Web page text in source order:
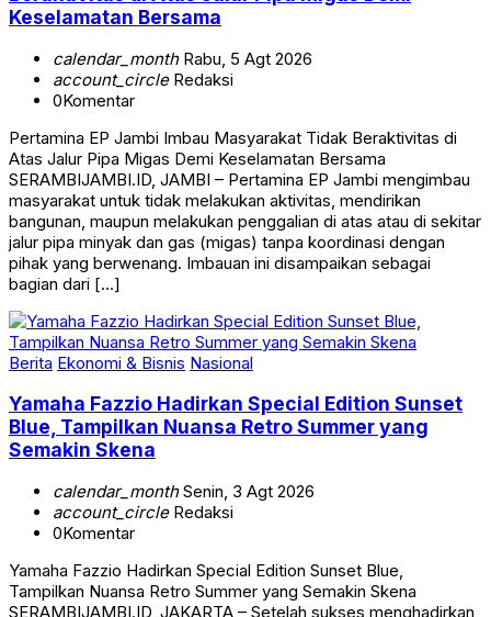
Keselamatan Bersama
calendar_monthRabu, 5 Agt 2026
account_circleRedaksi
0Komentar
Pertamina EP Jambi Imbau Masyarakat Tidak Beraktivitas di
Atas Jalur Pipa Migas Demi Keselamatan Bersama
SERAMBIJAMBI.ID, JAMBI – Pertamina EP Jambi mengimbau
masyarakat untuk tidak melakukan aktivitas, mendirikan
bangunan, maupun melakukan penggalian di atas atau di sekitar
jalur pipa minyak dan gas (migas) tanpa koordinasi dengan
pihak yang berwenang. Imbauan ini disampaikan sebagai
bagian dari […]
Berita Ekonomi & Bisnis Nasional
Yamaha Fazzio Hadirkan Special Edition Sunset
Blue, Tampilkan Nuansa Retro Summer yang
Semakin Skena
calendar_monthSenin, 3 Agt 2026
account_circleRedaksi
0Komentar
Yamaha Fazzio Hadirkan Special Edition Sunset Blue,
Tampilkan Nuansa Retro Summer yang Semakin Skena
SERAMBIJAMBI.ID, JAKARTA – Setelah sukses menghadirkan